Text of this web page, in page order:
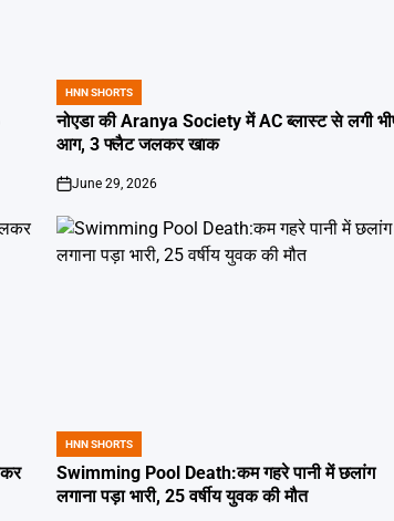
POSTED
IN
HNN SHORTS
नोएडा की Aranya Society में AC ब्लास्ट से लगी
आग, 3 फ्लैट जलकर खाक
on
June 29, 2026
POSTED
IN
HNN SHORTS
Swimming Pool Death:कम गहरे पानी में छलांग
लगाना पड़ा भारी, 25 वर्षीय युवक की मौत